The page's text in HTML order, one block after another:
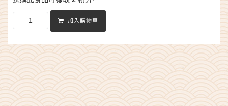
加入購物車